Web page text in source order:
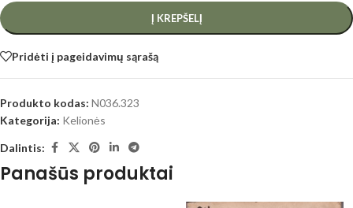
Į KREPŠELĮ
Pridėti į pageidavimų sąrašą
Produkto kodas: N036.323
Kategorija: Kelionės
Dalintis:
Panašūs produktai